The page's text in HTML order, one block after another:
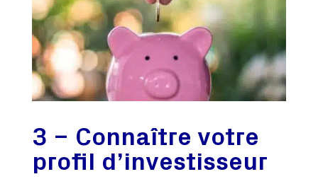
3 – Connaître votre
profil d’investisseur